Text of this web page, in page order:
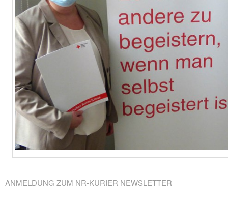
ANMELDUNG ZUM NR-KURIER NEWSLETTER